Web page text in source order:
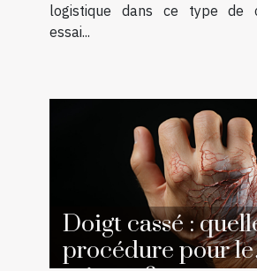
logistique dans ce type de
essai...
Doigt cassé :
procédure pour le